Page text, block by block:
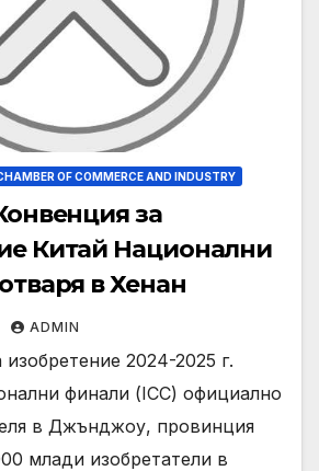
OF COMMERCE AND INDUSTRY
за
Китай Национални
в Хенан
ADMIN
2024-2025 г.
финали (ICC) официално
в Джънджоу, провинция
млади изобретатели в